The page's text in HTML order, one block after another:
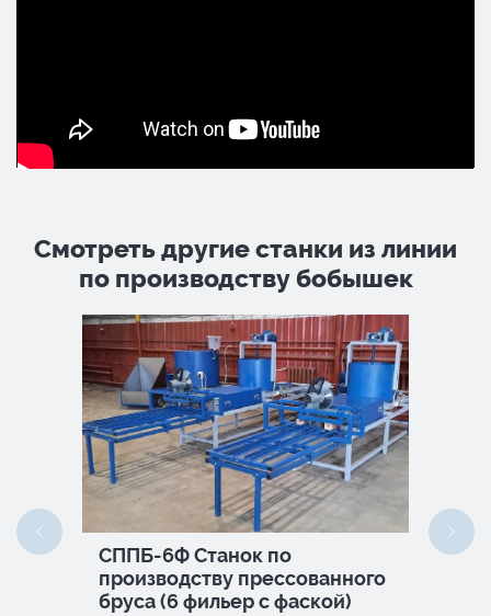
Смотреть другие станки из линии
по производству бобышек
СППБ-6Ф Станок по
производству прессованного
бруса (6 фильер с фаской)